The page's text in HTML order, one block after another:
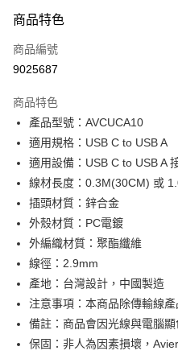
LINE Pay
Apple Pay
悠遊付
Google Pay
全盈+PAY
大哥付你分期
相關說明
【大哥付你分期使用說明】
1.本服務由台灣大哥大提供，台灣大
2.付款方式選擇「大哥付你分期」，
流程，驗證手機門號後，選擇欲分期
3.實際核准額度、可分期數及費用金
4.訂單成立30分鐘內，如未前往確
消。如遇「轉專審核」未通過狀況
法說明評估內容。
AFTEE先享後付
相關說明
【關於「AFTEE先享後付」】
AFTEE先享後付是「在收到商品之
便利好安心！
１．簡單：不需註冊會員、不需綁
２．便利：只要手機號碼，簡訊認證
ATM付款
運送方式
商品特色
商品編號
9025687
商品特色
產品型號：AVCUCA10
適用規格：USB C to USB A
適用設備：USB C to USB A
線材長度：0.3M(30CM) 或
插頭材質：鋅合金
外殼材質：PC電鍍
外編織材質：聚酯纖維
線徑：2.9mm
產地：台灣設計，中國製造
注意事項：本商品除傳輸線
備註：商品會因光線與電腦
保固：非人為因素損壞，